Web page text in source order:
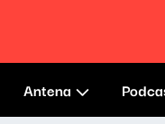
Antena